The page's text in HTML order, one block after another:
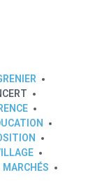
MARCHÉS